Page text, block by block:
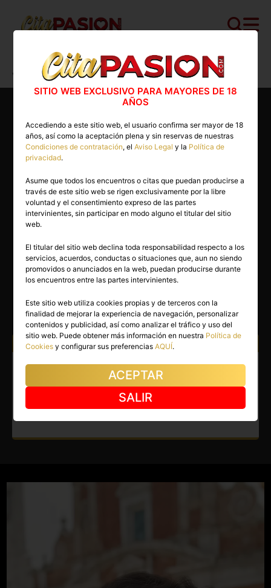
Cita PASION.COM>Gays >Valencia>
Valencia capital>David G
26 años
DAVID G
Valencia capital(Valencia)
(1)
Atiendo a: Hombres
Gay en Valencia capital.
Moreno latino y barbero
exótico recien llegado.
SITIO WEB EXCLUSIVO PARA MAYORES DE 18
AÑOS
Accediendo a este sitio web, el usuario confirma ser mayor de 18
años, así como la aceptación plena y sin reservas de nuestras
Condiciones de contratación, elAviso Legal y la Política de
privacidad.
Asume que todos los encuentros o citas que puedan producirse a
través de este sitio web se rigen exclusivamente por la libre
voluntad y el consentimiento expreso de las partes
intervinientes, sin participar en modo alguno el titular del sitio
web.
El titular del sitio web declina toda responsabilidad respecto a los
servicios, acuerdos, conductas o situaciones que, aun no siendo
promovidos o anunciados en la web, puedan producirse durante
los encuentros entre las partes intervinientes.
Este sitio web utiliza cookies propias y de terceros con la
finalidad de mejorar la experiencia de navegación, personalizar
contenidos y publicidad, así como analizar el tráfico y uso del
sitio web. Puede obtener más información en nuestra Política de
Cookies y configurar sus preferenciasAQUÍ.
ACEPTAR
SALIR